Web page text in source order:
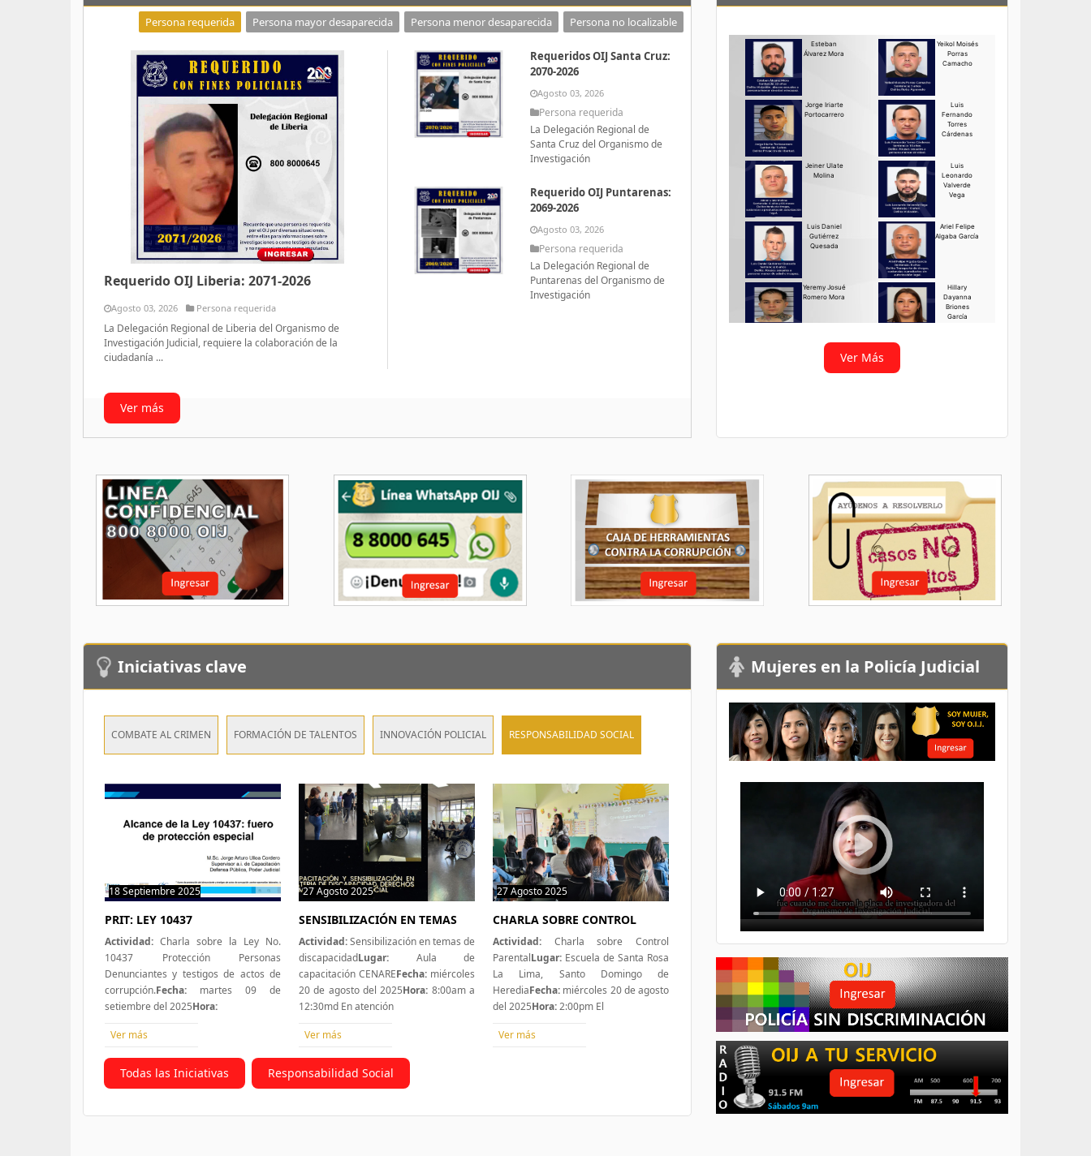
Persona requerida Persona mayor desaparecida Persona menor desaparecida Persona no localizable
Requerido OIJ Liberia: 2071-2026
Agosto 03, 2026 Persona requerida
La Delegación Regional de Liberia del Organismo de
Investigación Judicial, requiere la colaboración de la
ciudadanía ...
Requeridos OIJ Santa Cruz:
2070-2026
Agosto 03, 2026
Persona requerida
La Delegación Regional de
Santa Cruz del Organismo de
Investigación
Requerido OIJ Puntarenas:
2069-2026
Agosto 03, 2026
Persona requerida
La Delegación Regional de
Puntarenas del Organismo de
Investigación
Ver más
Ver Más
Iniciativas clave
Todas las Iniciativas Responsabilidad Social
COMBATE AL CRIMEN FORMACIÓN DE TALENTOS INNOVACIÓN POLICIAL RESPONSABILIDAD SOCIAL
18 Septiembre 2025 0 hit
PRIT: LEY 10437
Actividad: Charla sobre la Ley No.
10437 Protección Personas
Denunciantes y testigos de actos de
corrupción.Fecha: martes 09 de
setiembre del 2025Hora:
Ver más
27 Agosto 2025 1 hit
SENSIBILIZACIÓN EN TEMAS
Actividad:Sensibilización en temas de
discapacidadLugar: Aula de
capacitación CENAREFecha: miércoles
20 de agosto del 2025Hora: 8:00am a
12:30md En atención
Ver más
27 Agosto 2025 1 hit
CHARLA SOBRE CONTROL
Actividad: Charla sobre Control
ParentalLugar: Escuela de Santa Rosa
La Lima, Santo Domingo de
HerediaFecha: miércoles 20 de agosto
del 2025Hora:2:00pm El
Ver más
Mujeres en la Policía Judicial